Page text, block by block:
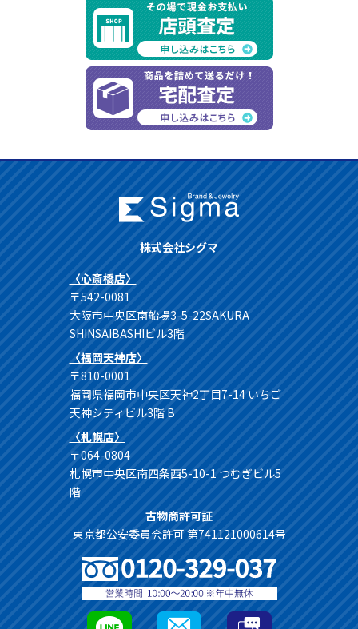
株式会社シグマ
〈心斎橋店〉
〒542-0081
大阪市中央区南船場3-5-22SAKURA
SHINSAIBASHIビル3階
〈福岡天神店〉
〒810-0001
福岡県福岡市中央区天神2丁目7-14 いちご
天神シティビル3階 B
〈札幌店〉
〒064-0804
札幌市中央区南四条西5-10-1 つむぎビル5
階
古物商許可証
東京都公安委員会許可 第741121000614号